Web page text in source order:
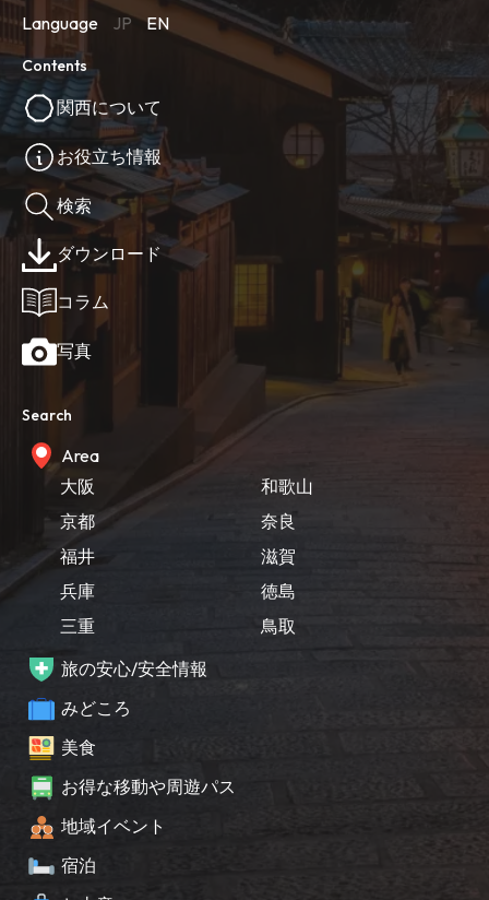
Language JP EN
Contents
関西について
お役立ち情報
検索
ダウンロード
コラム
写真
Search
Area
大阪
京都
福井
兵庫
三重
和歌山
奈良
滋賀
徳島
鳥取
旅の安心/安全情報
みどころ
美食
お得な移動や周遊パス
地域イベント
宿泊